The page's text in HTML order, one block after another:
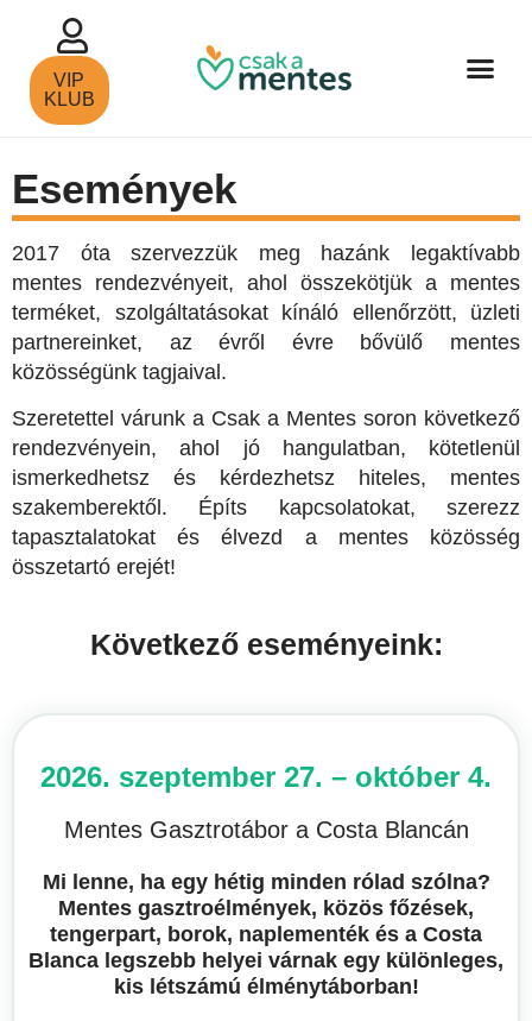
VIP
KLUB
Események
2017 óta szervezzük meg hazánk legaktívabb
mentes rendezvényeit, ahol összekötjük a mentes
terméket, szolgáltatásokat kínáló ellenőrzött, üzleti
partnereinket, az évről évre bővülő mentes
közösségünk tagjaival.
Szeretettel várunk a Csak a Mentes soron következő
rendezvényein, ahol jó hangulatban, kötetlenül
ismerkedhetsz és kérdezhetsz hiteles, mentes
szakemberektől. Építs kapcsolatokat, szerezz
tapasztalatokat és élvezd a mentes közösség
összetartó erejét!
Következő eseményeink:
2026. szeptember 27. – október 4.
Mentes Gasztrotábor a Costa Blancán
Mi lenne, ha egy hétig minden rólad szólna?
Mentes gasztroélmények, közös főzések,
tengerpart, borok, naplementék és a Costa
Blanca legszebb helyei várnak egy különleges,
kis létszámú élménytáborban!